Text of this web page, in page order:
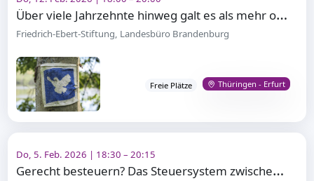
Ü
ber viele Jahrzehnte hinweg galt es als mehr oder minder gesichert, dass die Menschen in Europa in
Friedrich-Ebert-Stiftung, Landesbüro Brandenburg
Freie Plätze Thüringen - Erfurt
Do, 5. Feb. 2026 | 18:30 – 20:15
G
erecht besteuern? Das Steuersystem zwischen Anspruch und Realität